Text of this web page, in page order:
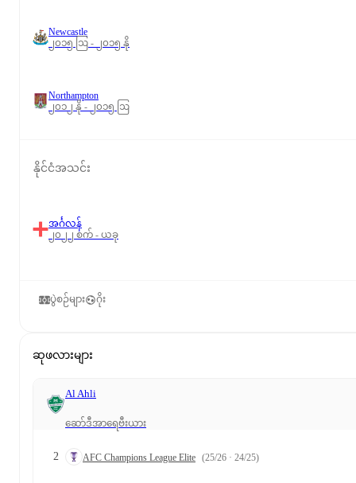
Newcastle
၂၀၁၅ ဩ - ၂၀၁၅ နို
Northampton
၂၀၁၂ နို - ၂၀၁၅ ဩ
နိုင်ငံအသင်း
အင်္ဂလန်
၂၀၂၂ စက် - ယခု
ပွဲစဉ်များ ဂိုး
ဆုဖလားများ
Al Ahli
ဆော်ဒီအာရေဗီးယား
2 AFC Champions League Elite (25/26 · 24/25)